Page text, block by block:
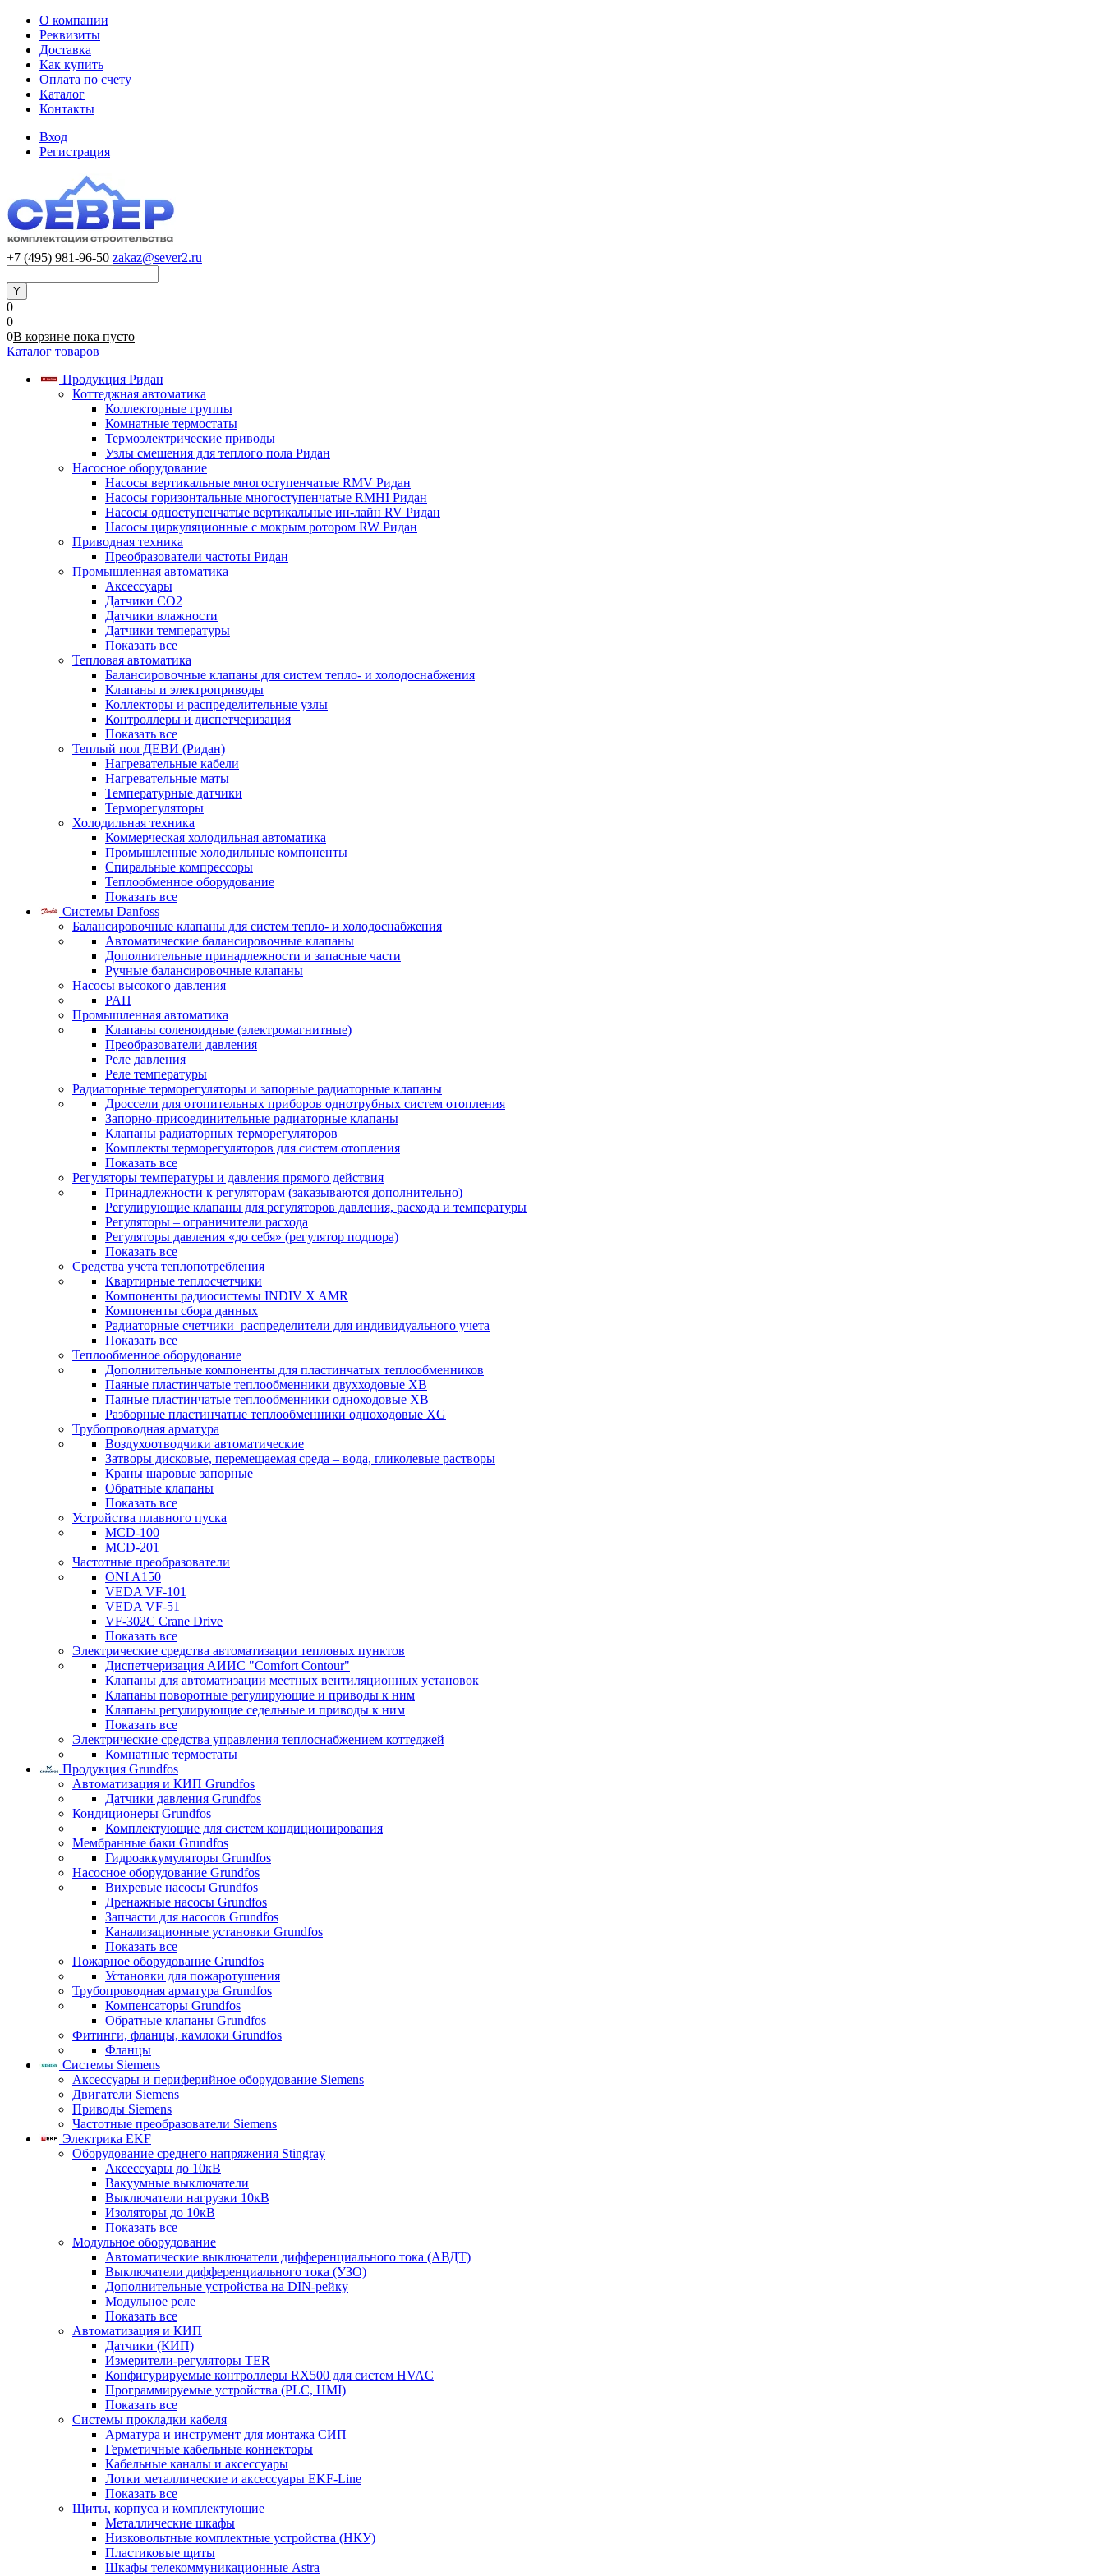
О компании
Реквизиты
Доставка
Как купить
Оплата по счету
Каталог
Контакты
Вход
Регистрация
+7 (495) 981-96-50 zakaz@sever2.ru
0
0
0В корзине пока пусто
Каталог товаров
Продукция Ридан
Коттеджная автоматика
Коллекторные группы
Комнатные термостаты
Термоэлектрические приводы
Узлы смешения для теплого пола Ридан
Насосное оборудование
Насосы вертикальные многоступенчатые RMV Ридан
Насосы горизонтальные многоступенчатые RMHI Ридан
Насосы одноступенчатые вертикальные ин-лайн RV Ридан
Насосы циркуляционные с мокрым ротором RW Ридан
Приводная техника
Преобразователи частоты Ридан
Промышленная автоматика
Аксессуары
Датчики CO2
Датчики влажности
Датчики температуры
Показать все
Тепловая автоматика
Балансировочные клапаны для систем тепло- и холодоснабжения
Клапаны и электроприводы
Коллекторы и распределительные узлы
Контроллеры и диспетчеризация
Показать все
Теплый пол ДЕВИ (Ридан)
Нагревательные кабели
Нагревательные маты
Температурные датчики
Терморегуляторы
Холодильная техника
Коммерческая холодильная автоматика
Промышленные холодильные компоненты
Спиральные компрессоры
Теплообменное оборудование
Показать все
Системы Danfoss
Балансировочные клапаны для систем тепло- и холодоснабжения
Автоматические балансировочные клапаны
Дополнительные принадлежности и запасные части
Ручные балансировочные клапаны
Насосы высокого давления
PAH
Промышленная автоматика
Клапаны соленоидные (электромагнитные)
Преобразователи давления
Реле давления
Реле температуры
Радиаторные терморегуляторы и запорные радиаторные клапаны
Дроссели для отопительных приборов однотрубных систем отопления
Запорно-присоединительные радиаторные клапаны
Клапаны радиаторных терморегуляторов
Комплекты терморегуляторов для систем отопления
Показать все
Регуляторы температуры и давления прямого действия
Принадлежности к регуляторам (заказываются дополнительно)
Регулирующие клапаны для регуляторов давления, расхода и температуры
Регуляторы – ограничители расхода
Регуляторы давления «до себя» (регулятор подпора)
Показать все
Средства учета теплопотребления
Квартирные теплосчетчики
Компоненты радиосистемы INDIV X AMR
Компоненты сбора данных
Радиаторные счетчики–распределители для индивидуального учета
Показать все
Теплообменное оборудование
Дополнительные компоненты для пластинчатых теплообменников
Паяные пластинчатые теплообменники двухходовые XB
Паяные пластинчатые теплообменники одноходовые ХВ
Разборные пластинчатые теплообменники одноходовые ХG
Трубопроводная арматура
Воздухоотводчики автоматические
Затворы дисковые, перемещаемая среда – вода, гликолевые растворы
Краны шаровые запорные
Обратные клапаны
Показать все
Устройства плавного пуска
MCD-100
MCD-201
Частотные преобразователи
ONI A150
VEDA VF-101
VEDA VF-51
VF-302C Crane Drive
Показать все
Электрические средства автоматизации тепловых пунктов
Диспетчеризация АИИС "Comfort Contour"
Клапаны для автоматизации местных вентиляционных установок
Клапаны поворотные регулирующие и приводы к ним
Клапаны регулирующие седельные и приводы к ним
Показать все
Электрические средства управления теплоснабжением коттеджей
Комнатные термостаты
Продукция Grundfos
Автоматизация и КИП Grundfos
Датчики давления Grundfos
Кондиционеры Grundfos
Комплектующие для систем кондиционирования
Мембранные баки Grundfos
Гидроаккумуляторы Grundfos
Насосное оборудование Grundfos
Вихревые насосы Grundfos
Дренажные насосы Grundfos
Запчасти для насосов Grundfos
Канализационные установки Grundfos
Показать все
Пожарное оборудование Grundfos
Установки для пожаротушения
Трубопроводная арматура Grundfos
Компенсаторы Grundfos
Обратные клапаны Grundfos
Фитинги, фланцы, камлоки Grundfos
Фланцы
Системы Siemens
Аксессуары и периферийное оборудование Siemens
Двигатели Siemens
Приводы Siemens
Частотные преобразователи Siemens
Электрика EKF
Оборудование среднего напряжения Stingray
Аксессуары до 10кВ
Вакуумные выключатели
Выключатели нагрузки 10кВ
Изоляторы до 10кВ
Показать все
Модульное оборудование
Автоматические выключатели дифференциального тока (АВДТ)
Выключатели дифференциального тока (УЗО)
Дополнительные устройства на DIN-рейку
Модульное реле
Показать все
Автоматизация и КИП
Датчики (КИП)
Измерители-регуляторы TER
Конфигурируемые контроллеры RX500 для систем HVAC
Программируемые устройства (PLC, HMI)
Показать все
Системы прокладки кабеля
Арматура и инструмент для монтажа СИП
Герметичные кабельные коннекторы
Кабельные каналы и аксессуары
Лотки металлические и аксессуары EKF-Line
Показать все
Щиты, корпуса и комплектующие
Металлические шкафы
Низковольтные комплектные устройства (НКУ)
Пластиковые щиты
Шкафы телекоммуникационные Astra